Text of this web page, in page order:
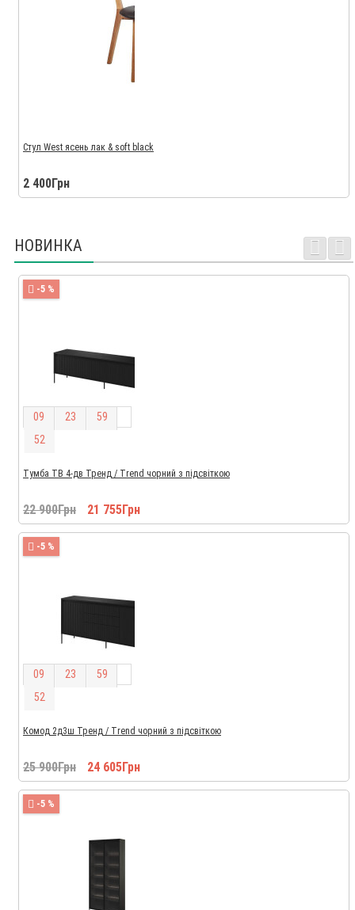
Стул West ясень лак & soft black
2 400Грн
НОВИНКА
-5 %
09 23 59
51
Тумба ТВ 4-дв Тренд / Trend чорний з підсвіткою
22 900Грн 21 755Грн
-5 %
09 23 59
51
Комод 2д3ш Тренд / Trend чорний з підсвіткою
25 900Грн 24 605Грн
-5 %